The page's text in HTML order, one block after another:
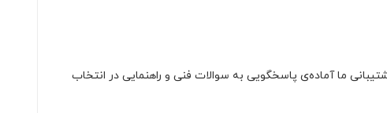
ما آماده‌ی پاسخگویی به سوالات فنی و راهنمایی در انتخاب